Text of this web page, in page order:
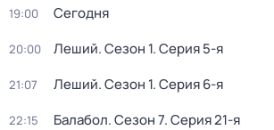
19:00 Сегодня
20:00 Леший. Сезон 1. Серия 5-я
21:07 Леший. Сезон 1. Серия 6-я
22:15 Балабол. Сезон 7. Серия 21-я